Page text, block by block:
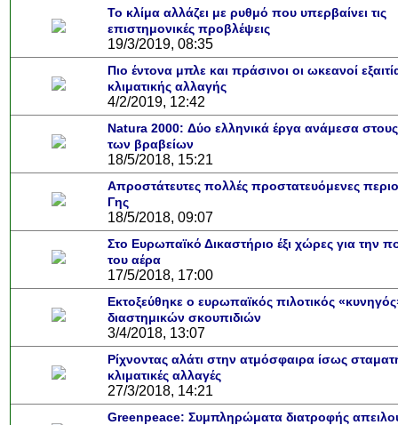
Το κλίμα αλλάζει με ρυθμό που υπερβαίνει τις
επιστημονικές προβλέψεις
19/3/2019, 08:35
Πιο έντονα μπλε και πράσινοι οι ωκεανοί
κλιματικής αλλαγής
4/2/2019, 12:42
Natura 2000: Δύο ελληνικά έργα ανάμεσα στους
των βραβείων
18/5/2018, 15:21
Απροστάτευτες πολλές προστατευόμενες
Γης
18/5/2018, 09:07
Στο Ευρωπαϊκό Δικαστήριο έξι χώρες για την
του αέρα
17/5/2018, 17:00
Εκτοξεύθηκε ο ευρωπαϊκός πιλοτικός
διαστημικών σκουπιδιών
3/4/2018, 13:07
Ρίχνοντας αλάτι στην ατμόσφαιρα ίσως
κλιματικές αλλαγές
27/3/2018, 14:21
Greenpeace: Συμπληρώματα διατροφής